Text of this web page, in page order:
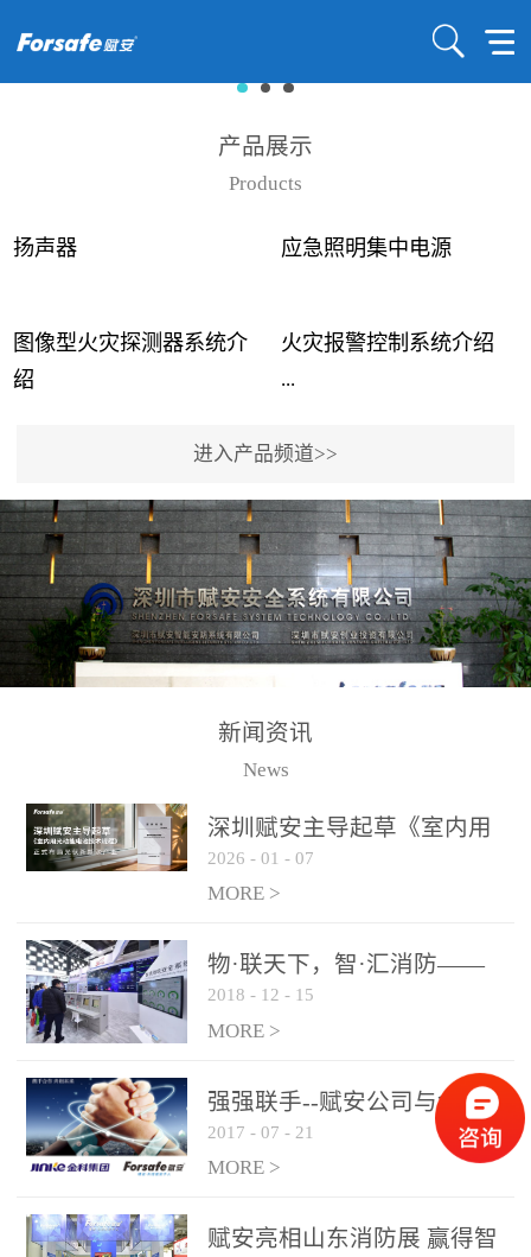
产品展示
Products
扬声器 应急照明集中电源
图像型火灾探测器系统介
绍
...
事故频发，传统的火灾探
测方法已无法满足要求。
尤其是目前众多的大型影
剧院、会议展览中心、体
育馆、大型仓库和隧道空
间等，其建筑结构特殊、
火灾隐患多。一旦发生火
传统的火灾关测器无法被
及时缺发，不能及早发现
和有效扑救火火，这不仅
力和闲难，同时也将造成
巨大的经济损失和社会影
响，基至还会造成人员伤
亡。图像型火灾探测器正
是针对这种高大空间建筑
物的消防设施、设备通过
现场图像的实时获取、预
处理和特征提取分析，实
现火焰的跟踪和识别。能
更早的进行预警，达到早
火灾报警控制系统介绍
...
用了具有仲裁机制和冗余
校验的总线传输技术、线
路状态检测与保护技术、
后向光电感烟探测技术、
高可靠的系统抗干扰技术
等多项专利技术和专有技
警领域三十多年技术积累
和工程实践的结晶。
进入产品频道>>
新闻资讯
News
深圳赋安主导起草《室内用
光动能电池技术规程》 正式
布局光伏新能源产业
2026 - 01 - 07
MORE >
物·联天下，智·汇消防——
赋安F&S 2018上海消防展圆
满落幕
2018 - 12 - 15
MORE >
强强联手--赋安公司与金科
集团达成战略合作协议
2017 - 07 - 21
MORE >
赋安亮相山东消防展 赢得智